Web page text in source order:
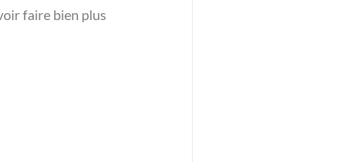
faire bien plus